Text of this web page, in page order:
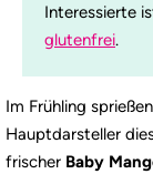
Interessierte
glutenfrei.
Im Frühling
Hauptdarsteller
frischer Baby